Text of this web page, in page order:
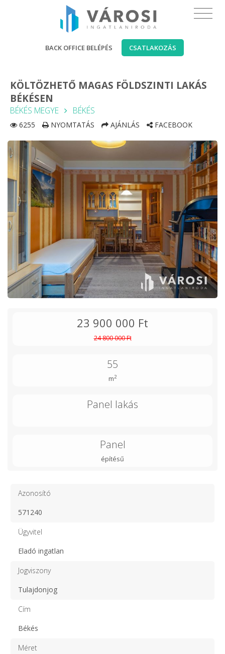
BACK OFFICE BELÉPÉS CSATLAKOZÁS
KÖLTÖZHETŐ MAGAS FÖLDSZINTI LAKÁS
BÉKÉSEN
BÉKÉS MEGYE BÉKÉS
6255 NYOMTATÁS AJÁNLÁS FACEBOOK
23 900 000 Ft
24 800 000 Ft
55
m2
Panel lakás
Panel
építésű
Azonosító
571240
Ügyvitel
Eladó ingatlan
Jogviszony
Tulajdonjog
Cím
Békés
Méret